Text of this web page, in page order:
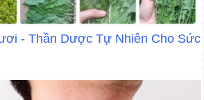
- Thần Dược Tự Nhiên Cho Sức